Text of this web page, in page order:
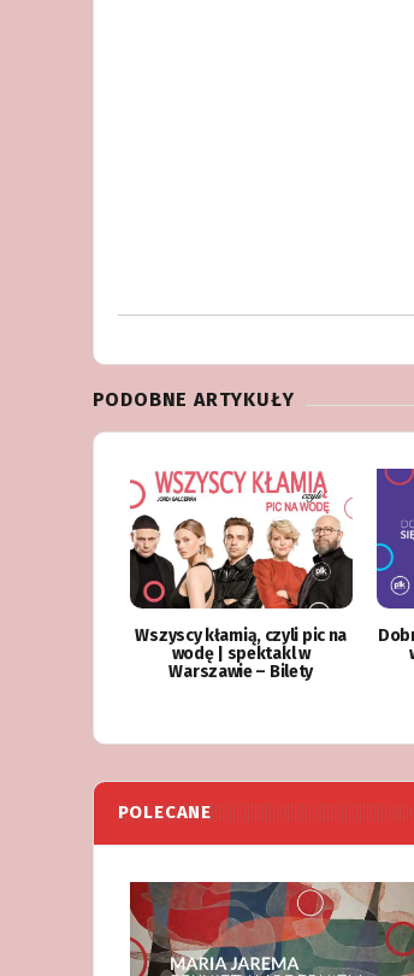
PODOBNE ARTYKUŁY
Wszyscy kłamią, czyli pic na
wodę | spektakl w
Warszawie – Bilety
POLECANE